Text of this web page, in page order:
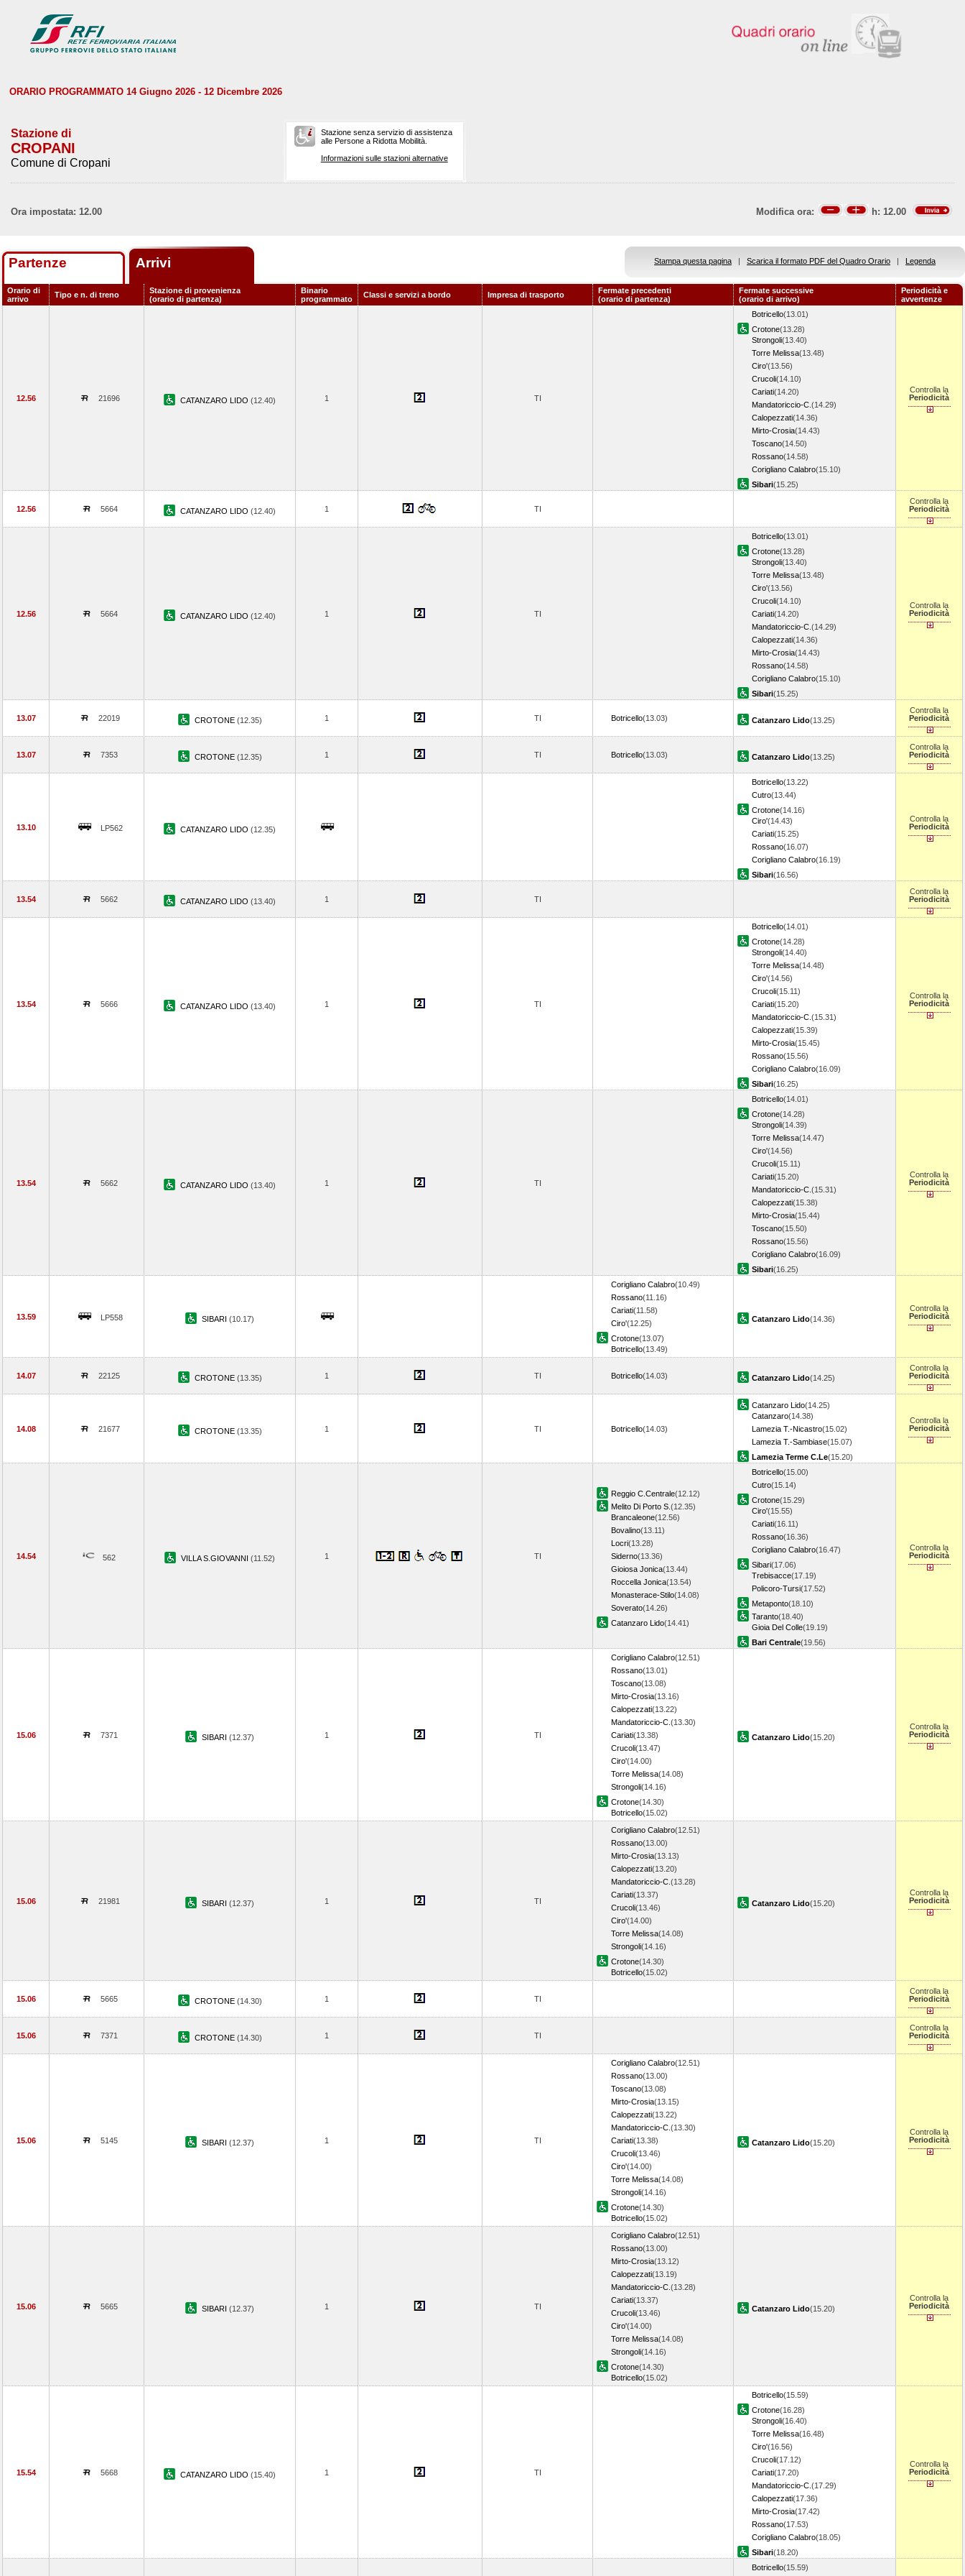
ORARIO PROGRAMMATO 14 Giugno 2026 - 12 Dicembre 2026
Stazione di
CROPANI
Comune di Cropani
Stazione senza servizio di assistenza
alle Persone a Ridotta Mobilità.
Informazioni sulle stazioni alternative
Ora impostata: 12.00 Modifica ora: h: 12.00
Partenze Arrivi Stampa questa pagina | Scarica il formato PDF del Quadro Orario | Legenda
Orario di
arrivo
Tipo e n. di treno
Stazione di provenienza
(orario di partenza)
Binario
programmato
Classi e servizi a bordo Impresa di trasporto
Fermate precedenti
(orario di partenza)
Fermate successive
(orario di arrivo)
Periodicità e
avvertenze
12.56 21696 CATANZARO LIDO (12.40) 1 TI
Botricello(13.01)
Crotone(13.28)
Strongoli(13.40)
Torre Melissa(13.48)
Ciro'(13.56)
Crucoli(14.10)
Cariati(14.20)
Mandatoriccio-C. (14.29)
Calopezzati(14.36)
Mirto-Crosia(14.43)
Toscano(14.50)
Rossano(14.58)
Corigliano Calabro(15.10)
Sibari(15.25)
Controlla la
Periodicità
12.56 5664 CATANZARO LIDO (12.40) 1 TI
Controlla la
Periodicità
12.56 5664 CATANZARO LIDO (12.40) 1 TI
Botricello(13.01)
Crotone(13.28)
Strongoli(13.40)
Torre Melissa(13.48)
Ciro'(13.56)
Crucoli(14.10)
Cariati(14.20)
Mandatoriccio-C. (14.29)
Calopezzati(14.36)
Mirto-Crosia(14.43)
Rossano(14.58)
Corigliano Calabro(15.10)
Sibari(15.25)
Controlla la
Periodicità
13.07 22019 CROTONE (12.35) 1 TI Botricello(13.03) Catanzaro Lido(13.25)
Controlla la
Periodicità
13.07 7353 CROTONE (12.35) 1 TI Botricello(13.03) Catanzaro Lido(13.25)
Controlla la
Periodicità
13.10 LP562 CATANZARO LIDO (12.35)
Botricello(13.22)
Cutro(13.44)
Crotone(14.16)
Ciro'(14.43)
Cariati(15.25)
Rossano(16.07)
Corigliano Calabro(16.19)
Sibari(16.56)
Controlla la
Periodicità
13.54 5662 CATANZARO LIDO (13.40) 1 TI
Controlla la
Periodicità
13.54 5666 CATANZARO LIDO (13.40) 1 TI
Botricello(14.01)
Crotone(14.28)
Strongoli(14.40)
Torre Melissa(14.48)
Ciro'(14.56)
Crucoli(15.11)
Cariati(15.20)
Mandatoriccio-C. (15.31)
Calopezzati(15.39)
Mirto-Crosia(15.45)
Rossano(15.56)
Corigliano Calabro(16.09)
Sibari(16.25)
Controlla la
Periodicità
13.54 5662 CATANZARO LIDO (13.40) 1 TI
Botricello(14.01)
Crotone(14.28)
Strongoli(14.39)
Torre Melissa(14.47)
Ciro'(14.56)
Crucoli(15.11)
Cariati(15.20)
Mandatoriccio-C. (15.31)
Calopezzati(15.38)
Mirto-Crosia(15.44)
Toscano(15.50)
Rossano(15.56)
Corigliano Calabro(16.09)
Sibari(16.25)
Controlla la
Periodicità
13.59 LP558 SIBARI (10.17)
Corigliano Calabro(10.49)
Rossano(11.16)
Cariati(11.58)
Ciro'(12.25)
Crotone(13.07)
Botricello(13.49)
Catanzaro Lido(14.36)
Controlla la
Periodicità
14.07 22125 CROTONE (13.35) 1 TI Botricello(14.03) Catanzaro Lido(14.25)
Controlla la
Periodicità
14.08 21677 CROTONE (13.35) 1 TI Botricello(14.03)
Catanzaro Lido(14.25)
Catanzaro(14.38)
Lamezia T.-Nicastro(15.02)
Lamezia T.-Sambiase(15.07)
Lamezia Terme C.Le(15.20)
Controlla la
Periodicità
14.54 562 VILLA S.GIOVANNI (11.52) 1 TI
Reggio C.Centrale(12.12)
Melito Di Porto S. (12.35)
Brancaleone(12.56)
Bovalino(13.11)
Locri(13.28)
Siderno(13.36)
Gioiosa Jonica(13.44)
Roccella Jonica(13.54)
Monasterace-Stilo(14.08)
Soverato(14.26)
Catanzaro Lido(14.41)
Botricello(15.00)
Cutro(15.14)
Crotone(15.29)
Ciro'(15.55)
Cariati(16.11)
Rossano(16.36)
Corigliano Calabro(16.47)
Sibari(17.06)
Trebisacce(17.19)
Policoro-Tursi(17.52)
Metaponto(18.10)
Taranto(18.40)
Gioia Del Colle(19.19)
Bari Centrale(19.56)
Controlla la
Periodicità
15.06 7371 SIBARI (12.37) 1 TI
Corigliano Calabro(12.51)
Rossano(13.01)
Toscano(13.08)
Mirto-Crosia(13.16)
Calopezzati(13.22)
Mandatoriccio-C. (13.30)
Cariati(13.38)
Crucoli(13.47)
Ciro'(14.00)
Torre Melissa(14.08)
Strongoli(14.16)
Crotone(14.30)
Botricello(15.02)
Catanzaro Lido(15.20)
Controlla la
Periodicità
15.06 21981 SIBARI (12.37) 1 TI
Corigliano Calabro(12.51)
Rossano(13.00)
Mirto-Crosia(13.13)
Calopezzati(13.20)
Mandatoriccio-C. (13.28)
Cariati(13.37)
Crucoli(13.46)
Ciro'(14.00)
Torre Melissa(14.08)
Strongoli(14.16)
Crotone(14.30)
Botricello(15.02)
Catanzaro Lido(15.20)
Controlla la
Periodicità
15.06 5665 CROTONE (14.30) 1 TI
Controlla la
Periodicità
15.06 7371 CROTONE (14.30) 1 TI
Controlla la
Periodicità
15.06 5145 SIBARI (12.37) 1 TI
Corigliano Calabro(12.51)
Rossano(13.00)
Toscano(13.08)
Mirto-Crosia(13.15)
Calopezzati(13.22)
Mandatoriccio-C. (13.30)
Cariati(13.38)
Crucoli(13.46)
Ciro'(14.00)
Torre Melissa(14.08)
Strongoli(14.16)
Crotone(14.30)
Botricello(15.02)
Catanzaro Lido(15.20)
Controlla la
Periodicità
15.06 5665 SIBARI (12.37) 1 TI
Corigliano Calabro(12.51)
Rossano(13.00)
Mirto-Crosia(13.12)
Calopezzati(13.19)
Mandatoriccio-C. (13.28)
Cariati(13.37)
Crucoli(13.46)
Ciro'(14.00)
Torre Melissa(14.08)
Strongoli(14.16)
Crotone(14.30)
Botricello(15.02)
Catanzaro Lido(15.20)
Controlla la
Periodicità
15.54 5668 CATANZARO LIDO (15.40) 1 TI
Botricello(15.59)
Crotone(16.28)
Strongoli(16.40)
Torre Melissa(16.48)
Ciro'(16.56)
Crucoli(17.12)
Cariati(17.20)
Mandatoriccio-C. (17.29)
Calopezzati(17.36)
Mirto-Crosia(17.42)
Rossano(17.53)
Corigliano Calabro(18.05)
Sibari(18.20)
Controlla la
Periodicità
Botricello(15.59)